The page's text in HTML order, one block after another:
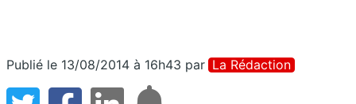
Publié le 13/08/2014 à 16h43 par La Rédaction